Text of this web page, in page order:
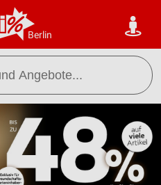
Berlin